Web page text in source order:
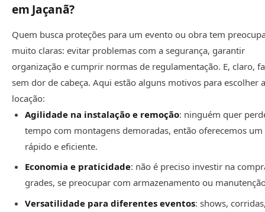
em Jaçanã?
Quem busca proteções para um evento ou obra tem
muito claras: evitar problemas com a segurança, garantir
organização e cumprir normas de regulamentação. E, claro,
sem dor de cabeça. Aqui estão alguns motivos para escolher a
locação:
Agilidade na instalação e remoção: ninguém quer
tempo com montagens demoradas, então oferecemos um
rápido e eficiente.
Economia e praticidade: não é preciso investir na
grades, se preocupar com armazenamento ou
Versatilidade para diferentes eventos: shows,